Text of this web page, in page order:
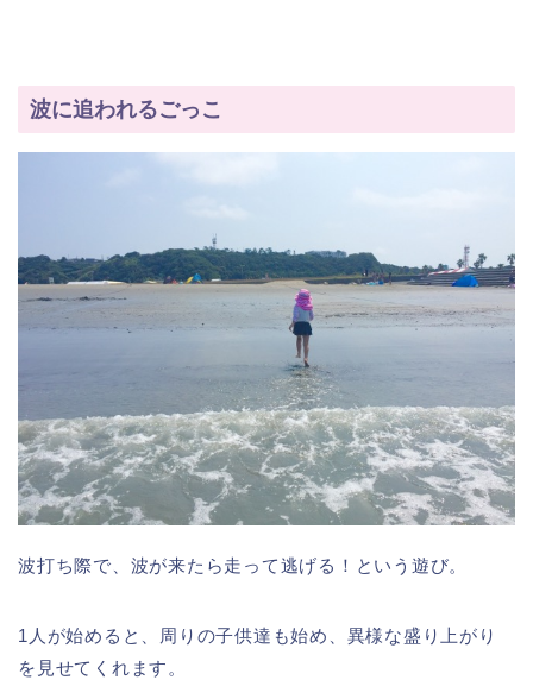
波に追われるごっこ
波打ち際で、波が来たら走って逃げる！という遊び。
1人が始めると、周りの子供達も始め、異様な盛り上がり
を見せてくれます。